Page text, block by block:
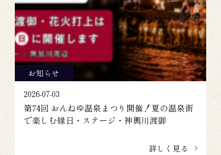
お知らせ
2026-07-03
第74回 おんねゆ温泉まつり開催！夏の温泉街
で楽しむ縁日・ステージ・神輿川渡御
詳しく見る